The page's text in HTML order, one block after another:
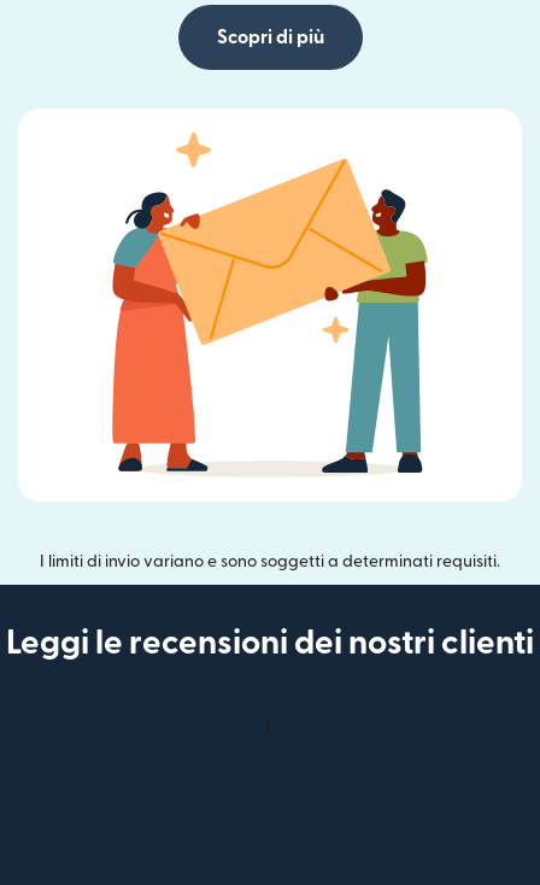
Scopri di più
I limiti di invio variano e sono soggetti a determinati requisiti.
Leggi le recensioni dei nostri clienti